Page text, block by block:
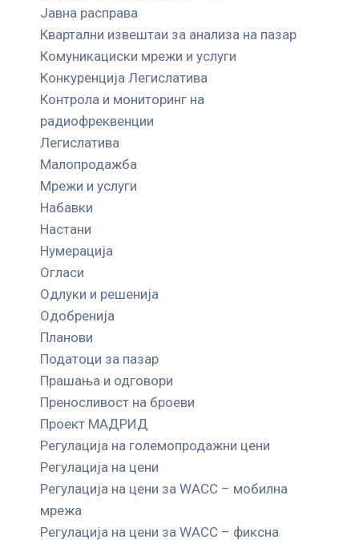
Јавна расправа
Квартални извештаи за анализа на пазар
Комуникациски мрежи и услуги
Конкуренција Легислатива
Контрола и мониторинг на
радиофреквенции
Легислатива
Малопродажба
Мрежи и услуги
Набавки
Настани
Нумерација
Огласи
Одлуки и решенија
Одобренија
Планови
Податоци за пазар
Прашања и одговори
Преносливост на броеви
Проект МАДРИД
Регулација на големопродажни цени
Регулација на цени
Регулација на цени за WACC – мобилна
мрежа
Регулација на цени за WACC – фиксна